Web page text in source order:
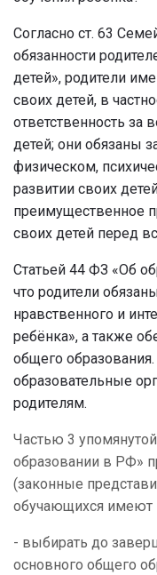
Согласно ст. 63
обязанности
детей», родители
своих детей, в
ответственность за
детей; они обязаны
физическом,
развитии своих
преимущественное
своих детей перед
Статьей 44 ФЗ «Об
что родители
нравственного и
ребёнка», а также
общего
образовательные
родителям.
Частью 3
образовании в РФ»
(законные
обучающихся имеют
- выбирать до
основного общего